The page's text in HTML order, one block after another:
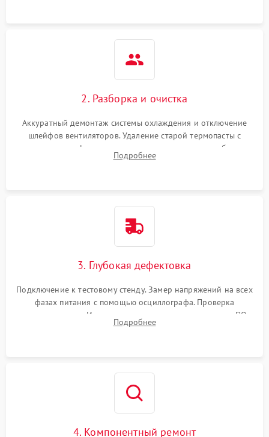
2. Разборка и очистка
Аккуратный демонтаж системы охлаждения и отключение
шлейфов вентиляторов. Удаление старой термопасты с
кристалла графического чипа и термопрокладок с банок
памяти и зоны VRM. Очистка платы от пыли и окислов.
Подробнее
3. Глубокая дефектовка
Подключение к тестовому стенду. Замер напряжений на всех
фазах питания с помощью осциллографа. Проверка
инициализации. Использование специализированного ПО
MATS
Подробнее
4. Компонентный ремонт